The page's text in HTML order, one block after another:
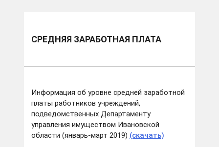
СРЕДНЯЯ ЗАРАБОТНАЯ ПЛАТА
Информация об уровне средней заработной
платы работников учреждений,
подведомственных Департаменту
управления имуществом Ивановской
области (январь-март 2019) (скачать)